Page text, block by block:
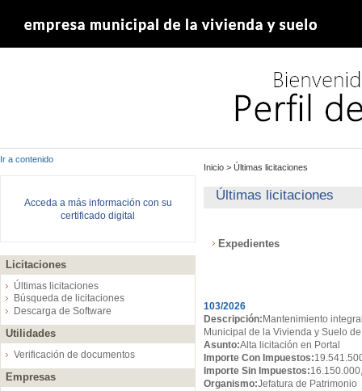
Ir a contenido
Acceda a más información con su
certificado digital
Licitaciones
Últimas licitaciones
Búsqueda de licitaciones
Descarga de Software
Utilidades
Verificación de documentos
Empresas
Inicio > Últimas licitaciones
Últimas licitaciones
Expedientes
103/2026
Descripción: Mantenimiento
Municipal de la Vivienda y Suelo
Asunto:Alta licitación en Portal
Importe Con Impuestos:
Importe Sin Impuestos:
Organismo:Jefatura de Patrimonio